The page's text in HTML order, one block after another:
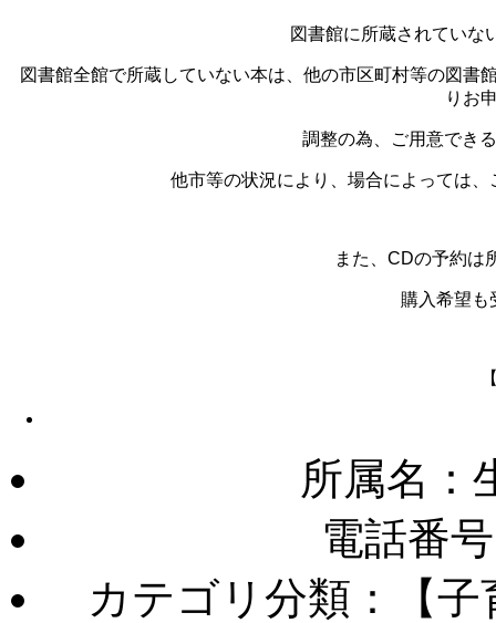
図書館に所蔵されていな
図書館全館で所蔵していない本は、他の市区町村等の図書
りお
調整の為、ご用意でき
他市等の状況により、場合によっては
また、CDの予約は
購入希望も
所属名：
電話番
カテゴリ分類：【